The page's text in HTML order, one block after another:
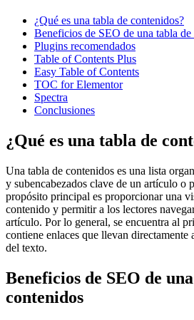
¿Qué es una tabla de contenidos?
Beneficios de SEO de una tabla de
Plugins recomendados
Table of Contents Plus
Easy Table of Contents
TOC for Elementor
Spectra
Conclusiones
¿Qué es una tabla de
Una tabla de contenidos es una lista
y subencabezados clave de un artículo o
propósito principal es proporcionar una
contenido y permitir a los lectores
artículo. Por lo general, se encuentra al
contiene enlaces que llevan directamente
del texto.
Beneficios de SEO de
contenidos